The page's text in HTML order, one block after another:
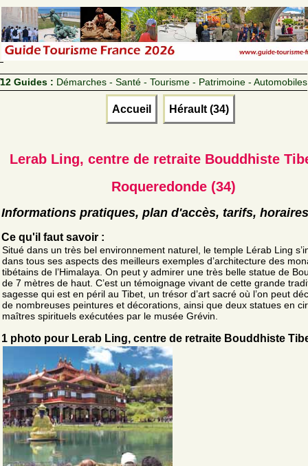
12 Guides : Démarches - Santé - Tourisme - Patrimoine - Automobiles
Accueil Hérault (34)
Lerab Ling, centre de retraite Bouddhiste
Roqueredonde (34)
Informations pratiques, plan d'accès, tarifs, horaires
Ce qu'il faut savoir :
Situé dans un très bel environnement naturel, le temple Lérab Ling
dans tous ses aspects des meilleurs exemples d’architecture des
tibétains de l’Himalaya. On peut y admirer une très belle statue de
de 7 mètres de haut. C’est un témoignage vivant de cette grande
sagesse qui est en péril au Tibet, un trésor d’art sacré où l’on peut
de nombreuses peintures et décorations, ainsi que deux statues en
maîtres spirituels exécutées par le musée Grévin.
1 photo pour Lerab Ling, centre de retraite Bouddhiste